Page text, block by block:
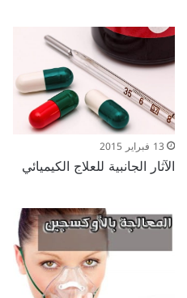
13 فبراير 2015
الآثار الجانبية للعلاج الكيميائي